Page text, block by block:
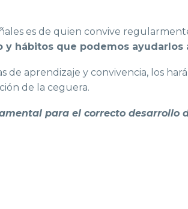
es de quien convive
y hábitos que podemos ayudarlos
aprendizaje y convivencia, los
de la ceguera.
para el correcto